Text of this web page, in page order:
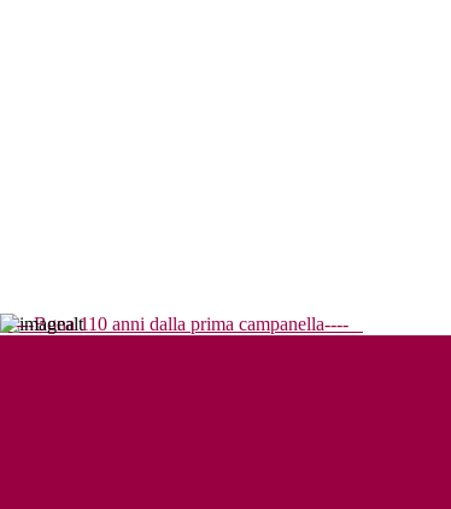
----Bona 110 anni dalla prima campanella----